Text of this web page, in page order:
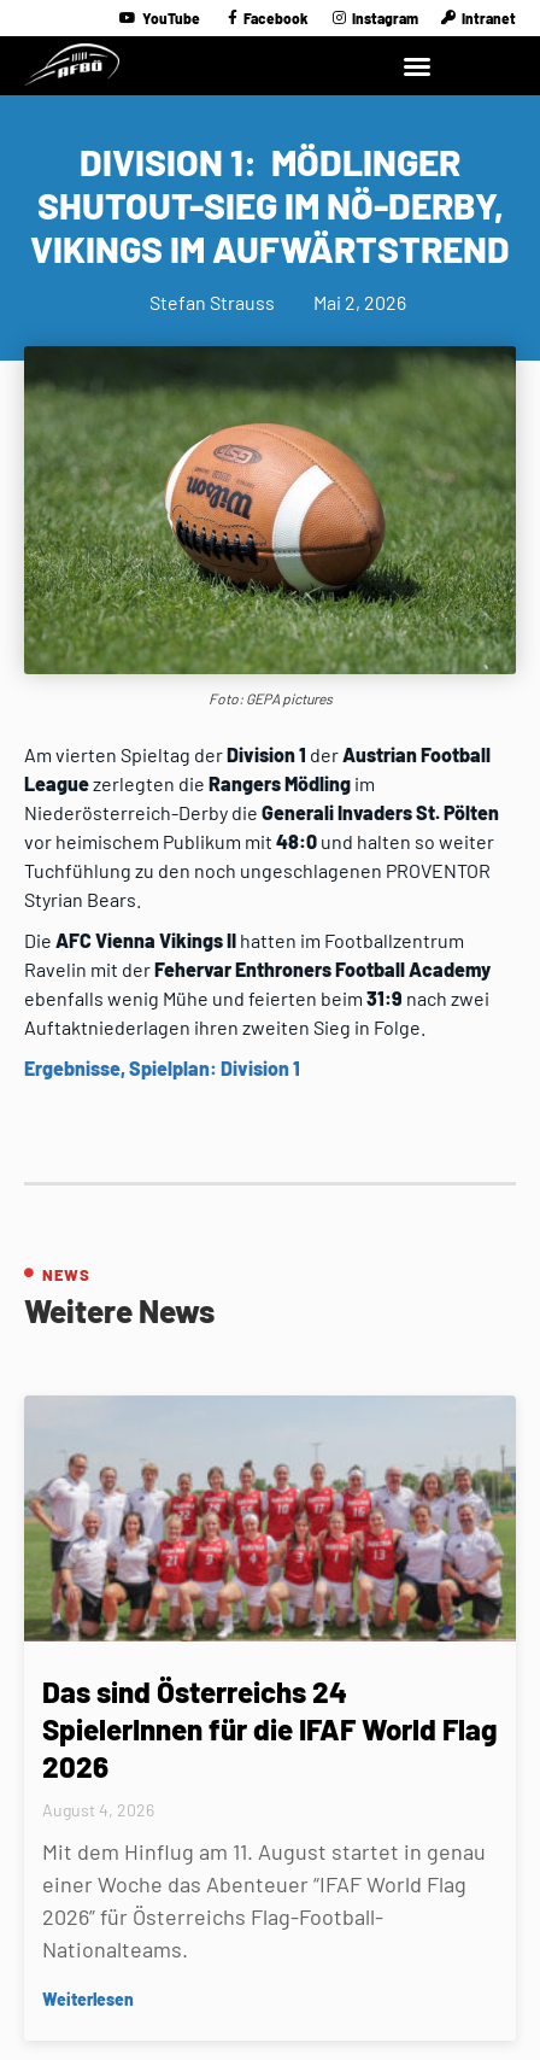
YouTube Facebook Instagram Intranet
DIVISION 1: MÖDLINGER
SHUTOUT-SIEG IM NÖ-DERBY,
VIKINGS IM AUFWÄRTSTREND
Stefan Strauss Mai 2, 2026
Foto: GEPA pictures
Am vierten Spieltag derDivision 1 derAustrian Football
Leaguezerlegten die Rangers Mödling im
Niederösterreich-Derby die Generali Invaders St. Pölten
vor heimischem Publikum mit 48:0 und halten so weiter
Tuchfühlung zu den noch ungeschlagenen PROVENTOR
Styrian Bears.
Die AFC Vienna Vikings II hatten im Footballzentrum
Ravelin mit derFehervar Enthroners Football Academy
ebenfalls wenig Mühe und feierten beim 31:9 nach zwei
Auftaktniederlagen ihren zweiten Sieg in Folge.
Ergebnisse, Spielplan: Division 1
NEWS
Weitere News
Das sind Österreichs 24
SpielerInnen für die IFAF World Flag
2026
August 4, 2026
Mit dem Hinflug am 11. August startet in genau
einer Woche das Abenteuer “IFAF World Flag
2026” für Österreichs Flag-Football-
Nationalteams.
Weiterlesen